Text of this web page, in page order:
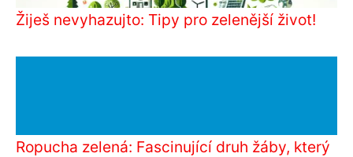
Žiješ nevyhazujto: Tipy pro zelenější život!
Ropucha zelená: Fascinující druh žáby, který